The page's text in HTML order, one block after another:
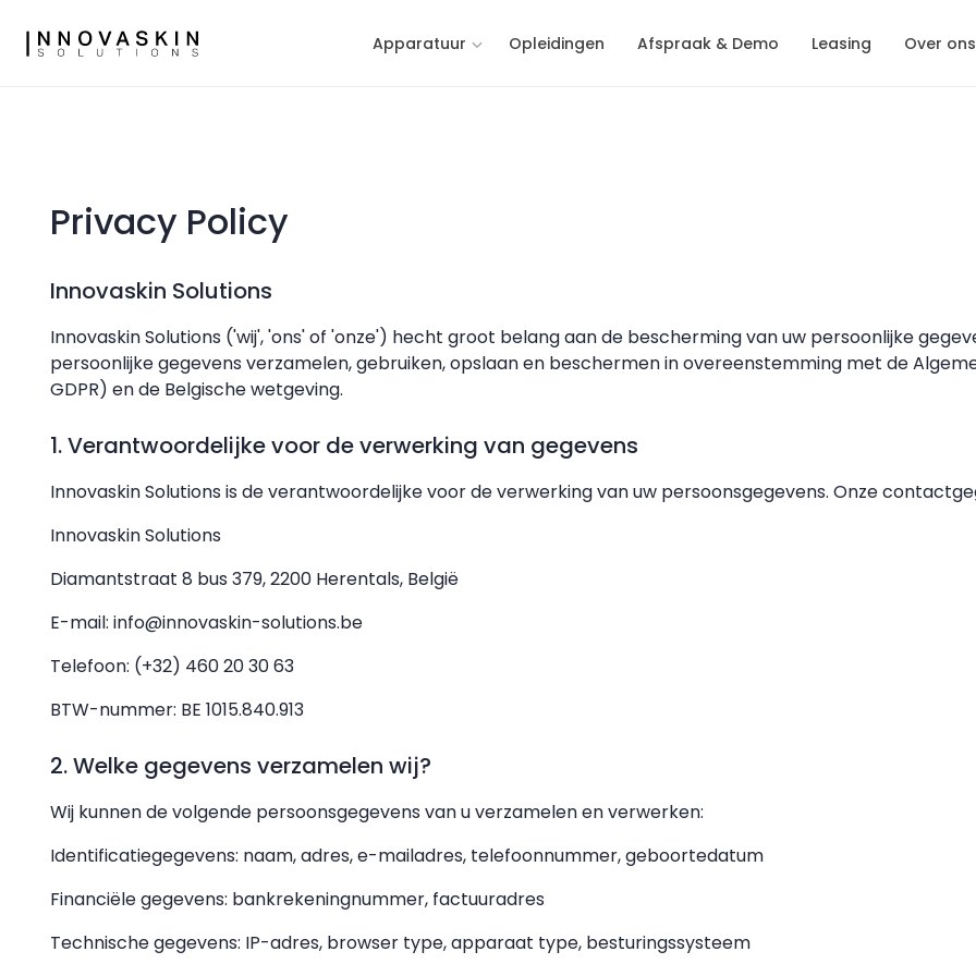
Apparatuur Opleidingen Afspraak & Demo Leasing Over ons
Privacy Policy
Innovaskin Solutions
Innovaskin Solutions ('wij', 'ons' of 'onze') hecht groot belang aan de bescherming van uw persoonlijke
persoonlijke gegevens verzamelen, gebruiken, opslaan en beschermen in overeenstemming met de
GDPR) en de Belgische wetgeving.
1. Verantwoordelijke voor de verwerking van gegevens
Innovaskin Solutions is de verantwoordelijke voor de verwerking van uw persoonsgegevens. Onze
Innovaskin Solutions
Diamantstraat 8 bus 379, 2200 Herentals, België
E-mail: info@innovaskin-solutions.be
Telefoon: (+32) 460 20 30 63
BTW-nummer: BE 1015.840.913
2. Welke gegevens verzamelen wij?
Wij kunnen de volgende persoonsgegevens van u verzamelen en verwerken:
Identificatiegegevens: naam, adres, e-mailadres, telefoonnummer, geboortedatum
Financiële gegevens: bankrekeningnummer, factuuradres
Technische gegevens: IP-adres, browser type, apparaat type, besturingssysteem